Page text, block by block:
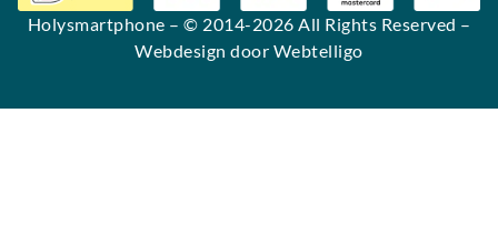
Holysmartphone – © 2014-2026 All Rights Reserved –
Webdesign door Webtelligo